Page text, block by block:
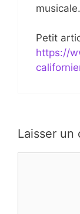
musicale.
Petit
https://
Laisser un